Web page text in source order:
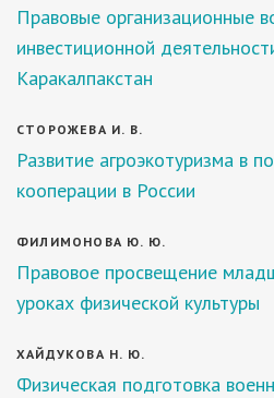
Правовые организационные
инвестиционной
Каракалпакстан
СТОРОЖЕВА И. В.
Развитие агроэкотуризма в
кооперации в России
ФИЛИМОНОВА Ю. Ю.
Правовое просвещение
уроках физической культуры
ХАЙДУКОВА Н. Ю.
Физическая подготовка